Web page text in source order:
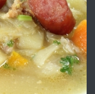
преди 1 година